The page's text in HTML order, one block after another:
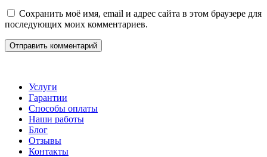
Сохранить моё имя, email и адрес сайта в этом браузере для
последующих моих комментариев.
Услуги
Гарантии
Способы оплаты
Наши работы
Блог
Отзывы
Контакты